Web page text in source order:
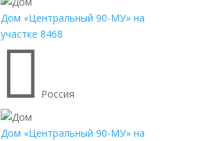
Дом «Центральный 90-МУ» на
участке 8468
 Россия
Дом «Центральный 90-МУ» на